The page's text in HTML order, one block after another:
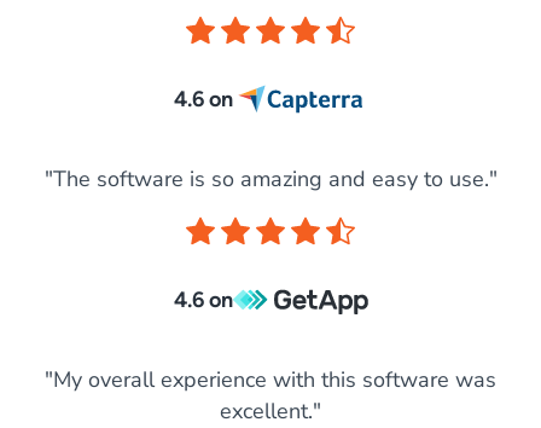
4.6 on
"The software is so amazing and easy to use."
4.6 on
"My overall experience with this software was
excellent."